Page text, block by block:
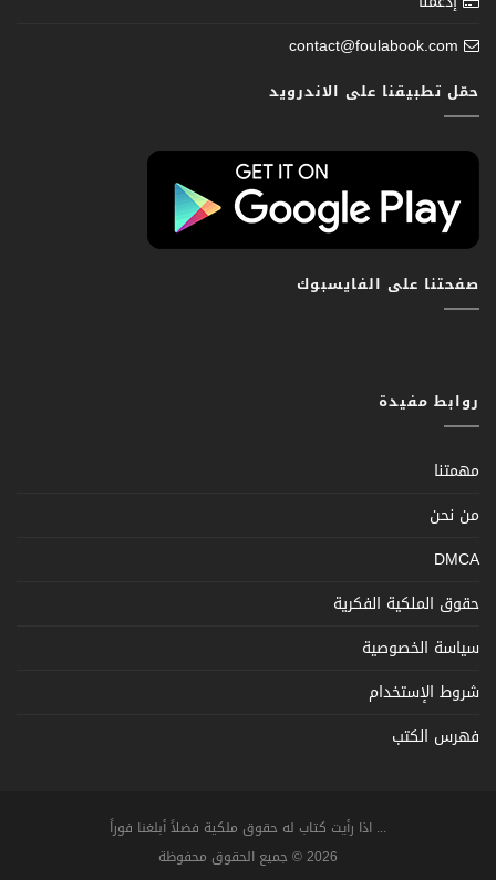
contact@foulabook.com
حمّل تطبيقنا على الاندرويد
صفحتنا على الفايسبوك
روابط مفيدة
مهمتنا
من نحن
DMCA
حقوق الملكية الفكرية
سياسة الخصوصية
شروط الإستخدام
فهرس الكتب
... اذا رأيت كتاب له حقوق ملكية فضلاً أبلغنا فوراً
2026 © جميع الحقوق محفوظة